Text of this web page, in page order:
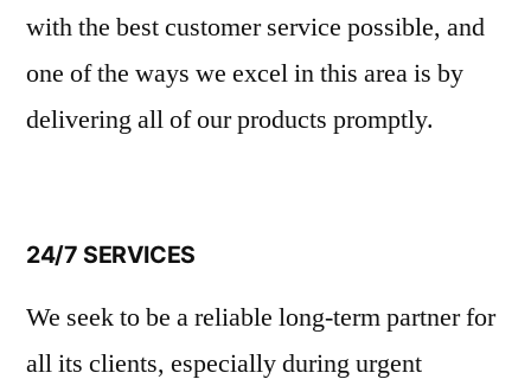
with the best customer service possible, and
one of the ways we excel in this area is by
delivering all of our products promptly.
24/7 SERVICES
We seek to be a reliable long-term partner for
all its clients, especially during urgent